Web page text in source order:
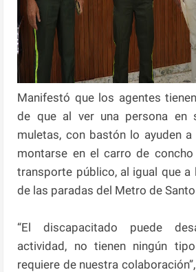
Manifestó que los agentes
de que al ver una persona en
muletas, con bastón lo ayuden
montarse en el carro de
transporte público, al igual que a
de las paradas del Metro de
“El discapacitado puede
actividad, no tienen ningún
requiere de nuestra